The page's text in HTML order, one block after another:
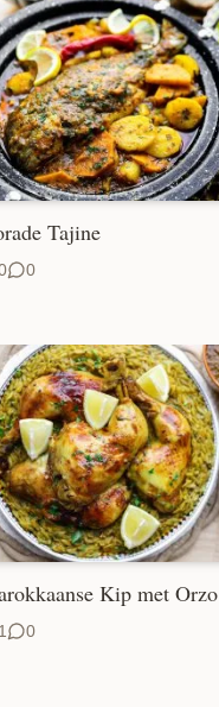
Tajine
0
Kip met Orzo
1 0